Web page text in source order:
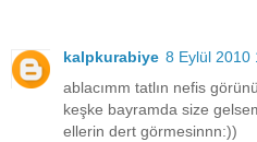
kalpkurabiye 8 Eylül 2010
ablacımm tatlın nefis
keşke bayramda size
ellerin dert görmesinnn:))